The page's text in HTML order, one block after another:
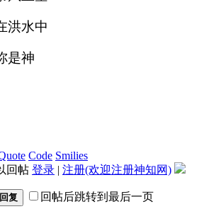
洪水中
是神
Code Smilies
回帖 登录 | 注册(欢迎注册神知网)
复 回帖后跳转到最后一页